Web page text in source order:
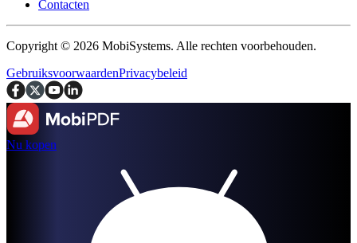
Contacten
Copyright © 2026 MobiSystems. Alle rechten voorbehouden.
GebruiksvoorwaardenPrivacybeleid
Nu kopen